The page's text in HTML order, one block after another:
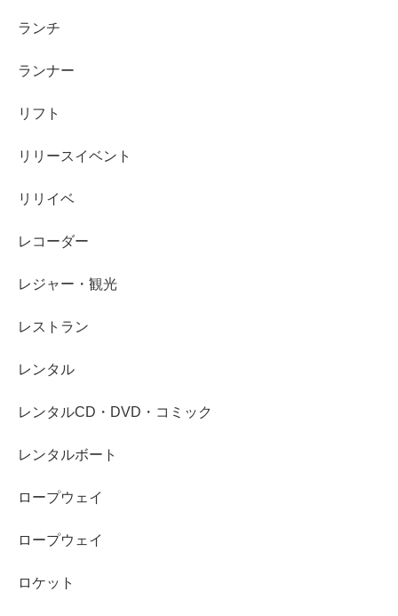
ランチ
ランナー
リフト
リリースイベント
リリイベ
レコーダー
レジャー・観光
レストラン
レンタル
レンタルCD・DVD・コミック
レンタルボート
ロープウェイ
ロープウェイ
ロケット